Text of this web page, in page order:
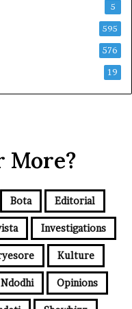
5
595
576
19
More?
Bota Editorial
Investigations
Kulture
Ndodhi Opinions